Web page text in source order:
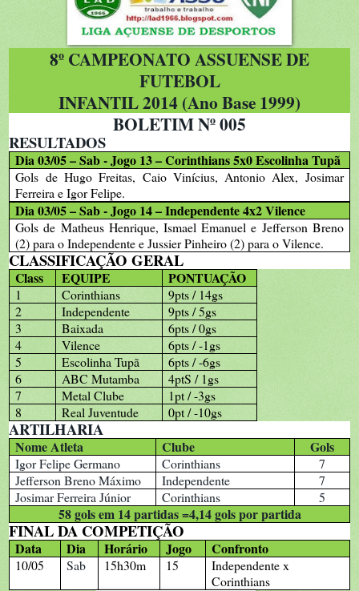
8º CAMPEONATO ASSUENSE DE
FUTEBOL
INFANTIL 2014 (Ano Base 1999)
BOLETIM Nº 005
RESULTADOS
Dia 03/05 – Sab - Jogo 13 – Corinthians 5x0 Escolinha Tupã
Gols de Hugo Freitas, Caio Vinícius, Antonio Alex, Josimar
Ferreira e Igor Felipe.
Dia 03/05 – Sab - Jogo 14 – Independente 4x2 Vilence
Gols de Matheus Henrique, Ismael Emanuel e Jefferson Breno
(2) para o Independente e Jussier Pinheiro (2) para o Vilence.
CLASSIFICAÇÃO GERAL
Class EQUIPE PONTUAÇÃO
1 Corinthians
9pts / 14gs
2
Independente
9pts / 5gs
3
Baixada
6pts / 0gs
4
Vilence
6pts / -1gs
5
Escolinha Tupã
6pts / -6gs
6
ABC Mutamba
4ptS / 1gs
7
Metal Clube
1pt / -3gs
8
Real Juventude 0pt / -10gs
ARTILHARIA
Nome Atleta Clube Gols
Igor Felipe Germano Corinthians
7
Jefferson Breno Máximo
Independente
7
Josimar Ferreira Júnior
Corinthians 5
58 gols em 14 partidas =4,14 gols por partida
FINAL DA COMPETIÇÃO
Data Dia Horário Jogo Confronto
10/05 Sab 15h30m 15
Independente x
Corinthians